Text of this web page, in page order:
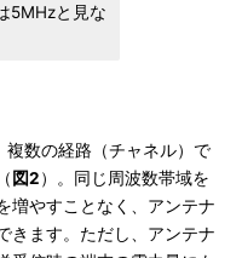
5MHzと見な
数の経路（チャネル）で
図2）。同じ周波数帯域を
増やすことなく、アンテナ
きます。ただし、アンテナ